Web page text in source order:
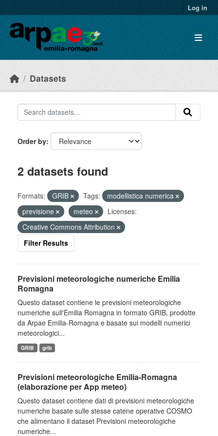
Log in
Datasets
Order by
2 datasets found
Formats: GRIB Tags:
modellistica numerica
previsione
meteo
Licenses:
Creative Commons Attribution
Filter Results
Previsioni meteorologiche numeriche Emilia
Romagna
Questo dataset contiene le previsioni meteorologiche
numeriche sull'Emilia Romagna in formato GRIB, prodotte
da Arpae Emilia-Romagna e basate sui modelli numerici
meteorologici...
GRIB grib
Previsioni meteorologiche Emilia-Romagna
(elaborazione per App meteo)
Questo dataset contiene dati di previsioni meteorologiche
numeriche basate sulle stesse catene operative COSMO
che alimentano il dataset Previsioni meteorologiche
numeriche...